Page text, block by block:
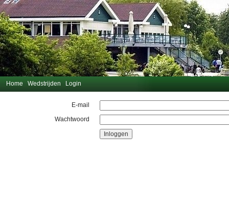
Home Wedstrijden Login
E-mail
Wachtwoord